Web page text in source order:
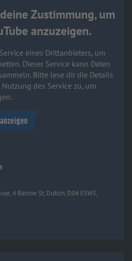
Zustimmung, um
anzuzeigen.
eines Drittanbieters, um
Dieser Service kann Daten
Bitte lese dir die Details
des Service zu, um
4 Barrow St, Dublin, D04 E5W5,